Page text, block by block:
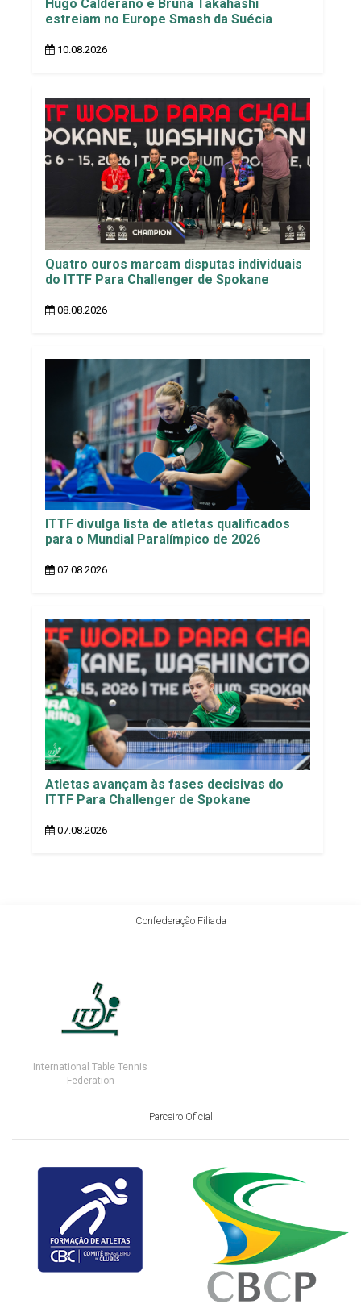
Hugo Calderano e Bruna Takahashi
estreiam no Europe Smash da Suécia
10.08.2026
Quatro ouros marcam disputas individuais
do ITTF Para Challenger de Spokane
08.08.2026
ITTF divulga lista de atletas qualificados
para o Mundial Paralímpico de 2026
07.08.2026
Atletas avançam às fases decisivas do
ITTF Para Challenger de Spokane
07.08.2026
Confederação Filiada
International Table Tennis
Federation
Parceiro Oficial